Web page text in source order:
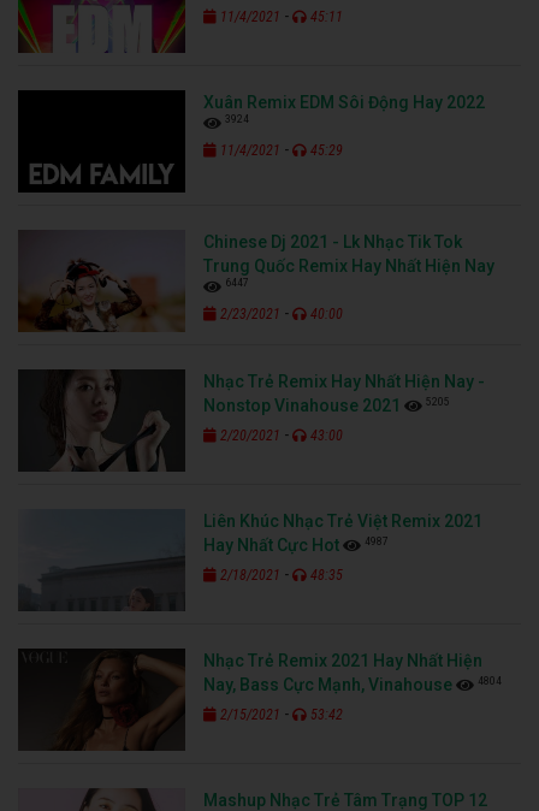
11/4/2021 - 45:11
Xuân Remix EDM Sôi Động Hay 2022
3924
11/4/2021 - 45:29
Chinese Dj 2021 - Lk Nhạc Tik Tok
Trung Quốc Remix Hay Nhất Hiện Nay
6447
2/23/2021 - 40:00
Nhạc Trẻ Remix Hay Nhất Hiện Nay -
Nonstop Vinahouse 2021
5205
2/20/2021 - 43:00
Liên Khúc Nhạc Trẻ Việt Remix 2021
Hay Nhất Cực Hot
4987
2/18/2021 - 48:35
Nhạc Trẻ Remix 2021 Hay Nhất Hiện
Nay, Bass Cực Mạnh, Vinahouse
4804
2/15/2021 - 53:42
Mashup Nhạc Trẻ Tâm Trạng TOP 12